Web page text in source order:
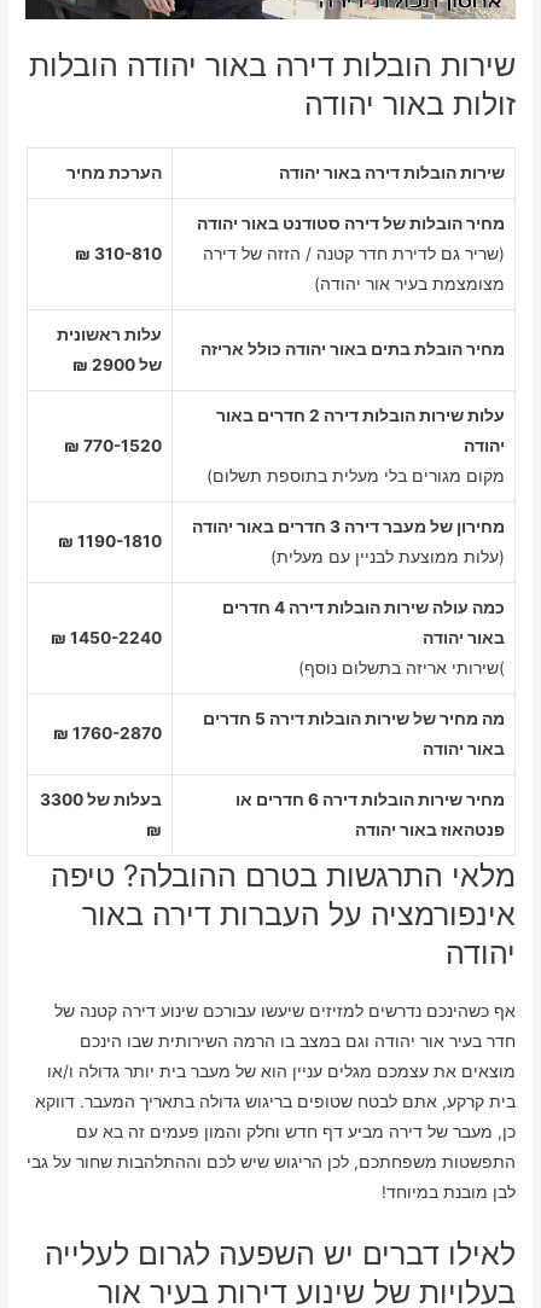
שירות הובלות דירה באור יהודה הובלות
זולות באור יהודה
שירות הובלות דירה באור יהודה הערכת מחיר
מחיר הובלות של דירה סטודנט באור יהודה
(שריר גם לדירת חדר קטנה / הזזה של דירה
מצומצמת בעיר אור יהודה)
310-810 ₪
מחיר הובלת בתים באור יהודה כולל אריזה
עלות ראשונית
של 2900 ₪
עלות שירות הובלות דירה 2 חדרים באור
יהודה
מקום מגורים בלי מעלית בתוספת תשלום)
770-1520 ₪
מחירון של מעבר דירה 3 חדרים באור יהודה
(עלות ממוצעת לבניין עם מעלית)
1190-1810 ₪
כמה עולה שירות הובלות דירה 4 חדרים
באור יהודה
)שירותי אריזה בתשלום נוסף)
1450-2240 ₪
מה מחיר של שירות הובלות דירה 5 חדרים
באור יהודה
1760-2870 ₪
מחיר שירות הובלות דירה 6 חדרים או
פנטהאוז באור יהודה
בעלות של 3300
₪
מלאי התרגשות בטרם ההובלה? טיפה
אינפורמציה על העברות דירה באור
יהודה
אף כשהינכם נדרשים למזיזים שיעשו עבורכם שינוע דירה קטנה של
חדר בעיר אור יהודה וגם במצב בו הרמה השירותית שבו הינכם
מוצאים את עצמכם מגלים עניין הוא של מעבר בית יותר גדולה ו/או
בית קרקע, אתם לבטח שטופים בריגוש גדולה בתאריך המעבר. דווקא
כן, מעבר של דירה מביע דף חדש וחלק והמון פעמים זה בא עם
התפשטות משפחתכם, לכן הריגוש שיש לכם וההתלהבות שחור על גבי
לבן מובנת במיוחד!
לאילו דברים יש השפעה לגרום לעלייה
בעלויות של שינוע דירות בעיר אור